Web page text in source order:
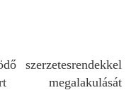
szerzetesrendekkel
megalakulását